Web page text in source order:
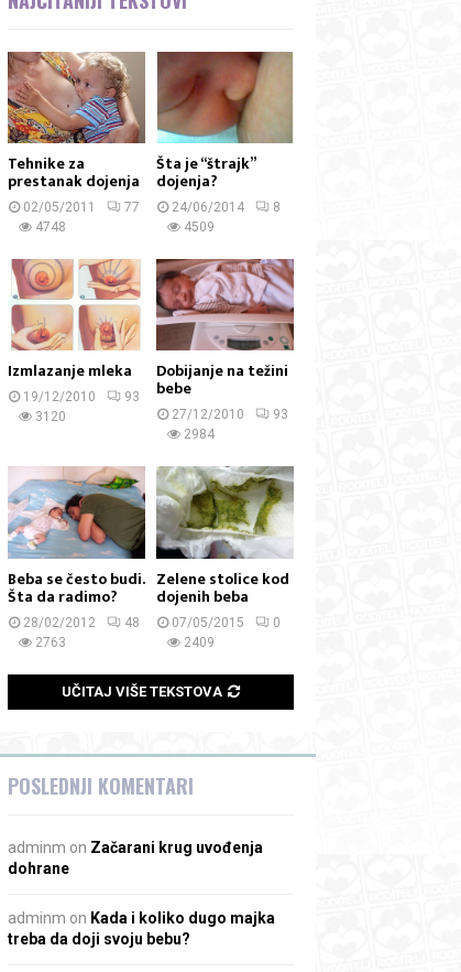
Tehnike za
prestanak dojenja
02/05/2011
77
4748
Šta je “štrajk”
dojenja?
24/06/2014
8
4509
Izmlazanje mleka
19/12/2010
93
3120
Dobijanje na težini
bebe
27/12/2010
93
2984
Beba se često budi.
Šta da radimo?
28/02/2012
48
2763
Zelene stolice kod
dojenih beba
07/05/2015
0
2409
UČITAJ VIŠE TEKSTOVA
POSLEDNJI KOMENTARI
adminm on Začarani krug uvođenja
dohrane
adminm on Kada i koliko dugo majka
treba da doji svoju bebu?